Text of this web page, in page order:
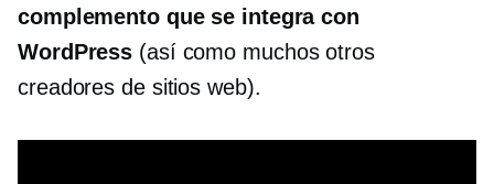
complemento que se integra con
WordPress (así como muchos otros
creadores de sitios web).